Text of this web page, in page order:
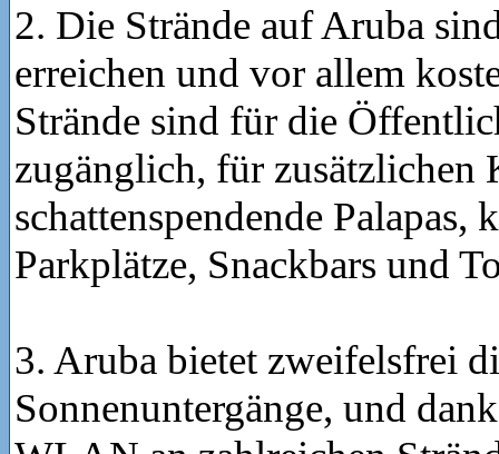
2. Die Strände auf Aruba
erreichen und vor allem
Strände sind für die
zugänglich, für zusätzlichen
schattenspendende Palapas,
Parkplätze, Snackbars und
3. Aruba bietet zweifelsfrei
Sonnenuntergänge, und